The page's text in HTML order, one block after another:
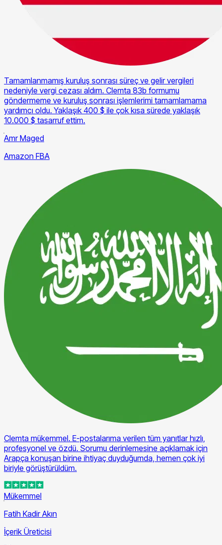
Tamamlanmamış kuruluş sonrası süreç ve gelir vergileri
nedeniyle vergi cezası aldım. Clemta 83b formumu
göndermeme ve kuruluş sonrası işlemlerimi tamamlamama
yardımcı oldu. Yaklaşık 400 $ ile çok kısa sürede yaklaşık
10.000 $ tasarruf ettim.
Amr Maged
Amazon FBA
Clemta mükemmel. E-postalarıma verilen tüm yanıtlar hızlı,
profesyonel ve özdü. Sorumu derinlemesine açıklamak için
Arapça konuşan birine ihtiyaç duyduğumda, hemen çok iyi
biriyle görüştürüldüm.
Mükemmel
Fatih Kadir Akın
İçerik Üreticisi